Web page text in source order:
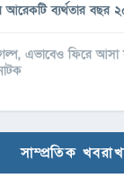
আরেকটি ব্যর্থতার বছর
এভাবেও ফিরে আসা
সাম্প্রতিক